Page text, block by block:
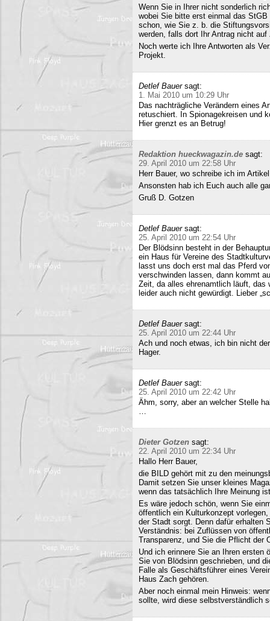
Wenn Sie in Ihrer nicht sonderlich
wobei Sie bitte erst einmal das
schon, wie Sie z. b. die
werden, falls dort Ihr Antrag nicht
Noch werte ich Ihre Antworten als
Projekt.
Detlef Bauer sagt:
1. Mai 2010 um 10:29 Uhr
Das nachträgliche Verändern eines
retuschiert. In Spionagekreisen und
Hier grenzt es an Betrug!
Redaktion hueckwagazin.de sagt:
29. April 2010 um 22:58 Uhr
Herr Bauer, wo schreibe ich im
Ansonsten hab ich Euch auch alle
Gruß D. Gotzen
Detlef Bauer sagt:
25. April 2010 um 22:54 Uhr
Der Blödsinn besteht in der
ein Haus für Vereine des
lasst uns doch erst mal das Pferd
verschwinden lassen, dann kommt
Zeit, da alles ehrenamtlich läuft, das
leider auch nicht gewürdigt. Lieber
Detlef Bauer sagt:
25. April 2010 um 22:44 Uhr
Ach und noch etwas, ich bin nicht
Hager.
Detlef Bauer sagt:
25. April 2010 um 22:42 Uhr
Ähm, sorry, aber an welcher Stelle
…
Dieter Gotzen sagt:
22. April 2010 um 22:34 Uhr
Hallo Herr Bauer,
die BILD gehört mit zu den
Damit setzen Sie unser kleines
wenn das tatsächlich Ihre Meinung
Es wäre jedoch schön, wenn Sie
öffentlich ein Kulturkonzept
der Stadt sorgt. Denn dafür erhalten
Verständnis: bei Zuflüssen von
Transparenz, und Sie die Pflicht der
Und ich erinnere Sie an Ihren ersten
Sie von Blödsinn geschrieben, und
Falle als Geschäftsführer eines
Haus Zach gehören.
Aber noch einmal mein Hinweis:
sollte, wird diese selbstverständlich